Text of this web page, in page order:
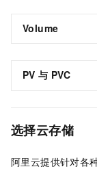
Volume
PV 与 PVC
选择云存储
阿里云提供针对各